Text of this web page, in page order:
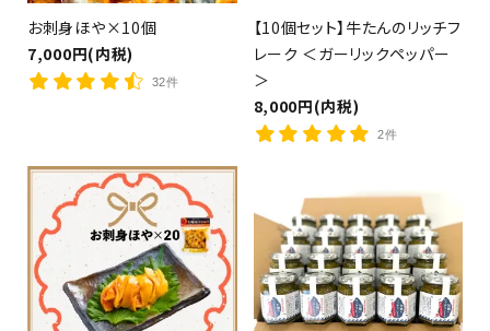
お刺身ほや×10個
7,000円(内税)
32件
【10個セット】牛たんのリッチフ
レーク ＜ガーリックペッパー
＞
8,000円(内税)
2件